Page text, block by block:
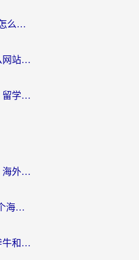
在海外如果使用交管12123怎么处理？留学生亲测有效的回国加速方案
海外看国内电视直播用什么网站比较好？一篇解决你所有追剧难题的实用指南
在国外如何打开中国网站？留学生与海外华人的无缝访问指南
雷霆加速下载免费靠谱吗？海外党选回国加速器的避坑指南（附热门工具对比）
NordVPN 回国能用吗？一个海外用户必须面对的真实困境
海外回国加速器怎么选？斧牛和海龟哪个好？一篇帮你避开坑的实用指南